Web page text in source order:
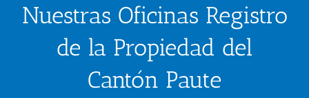
Nuestras Oficinas Registro
de la Propiedad del
Cantón Paute